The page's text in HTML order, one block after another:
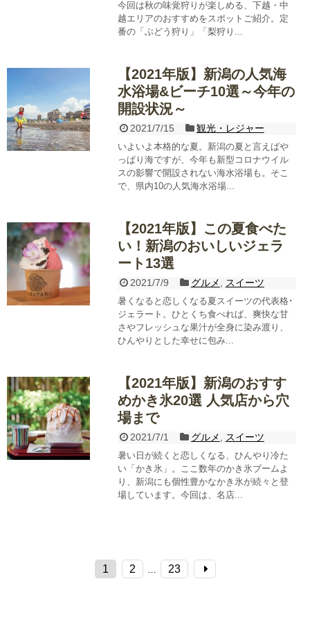
今回は秋の味覚狩りが楽しめる、下越・中
越エリアのおすすめをスポットご紹介。定
番の「ぶどう狩り」「梨狩り...
【2021年版】新潟の人気海
水浴場&ビーチ10選～今年の
開設状況～
2021/7/15 観光・レジャー
いよいよ本格的な夏。新潟の夏と言えばや
っぱり海ですが、今年も新型コロナウイル
スの影響で開設されない海水浴場も。そこ
で、県内10の人気海水浴場...
【2021年版】この夏食べた
い！新潟のおいしいジェラ
ート13選
2021/7/9 グルメ スイーツ
暑くなると恋しくなる夏スイーツの代表格･
ジェラート。ひとくち食べれば、爽快な甘
さやフレッシュな果汁が全身に染み渡り、
ひんやりとした幸せに包み...
【2021年版】新潟のおすす
めかき氷20選 人気店から穴
場まで
2021/7/1 グルメ スイーツ
暑い日が続くと恋しくなる、ひんやり冷た
い「かき氷」。ここ数年のかき氷ブームよ
り、新潟にも個性豊かなかき氷が続々と登
場しています。今回は、名店...
1 2 23